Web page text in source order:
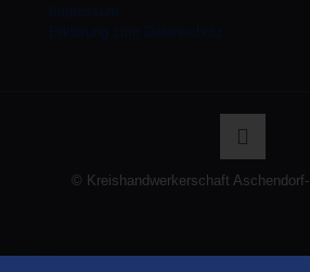
Impressum
Erklärung zum Datenschutz
© Kreishandwerkerschaft